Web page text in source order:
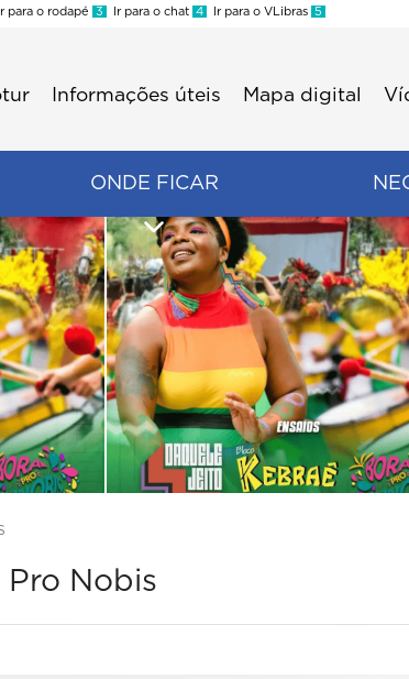
Ir para o rodapé 3 Ir para o chat 4 Ir para o VLibras 5
Informações úteis Mapa digital
ONDE FICAR
Pro Nobis